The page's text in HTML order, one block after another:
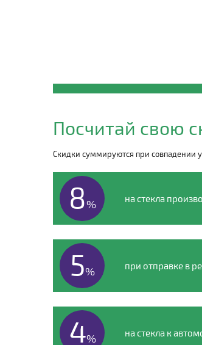
JCB
по телефону
8 (495) 135-00-54
Посчитай свою
Скидки суммируются при совпадении
8% на стекла
5% при отправке в
4% на стекла к